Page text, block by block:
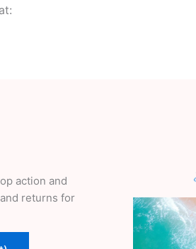
action and
returns for